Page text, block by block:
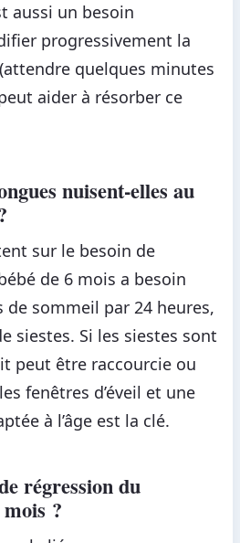
aussi un besoin
progressivement la
quelques minutes
aider à résorber ce
nuisent-elles au
sur le besoin de
de 6 mois a besoin
de sommeil par 24 heures,
siestes. Si les siestes sont
peut être raccourcie ou
fenêtres d’éveil et une
à l’âge est la clé.
régression du
?